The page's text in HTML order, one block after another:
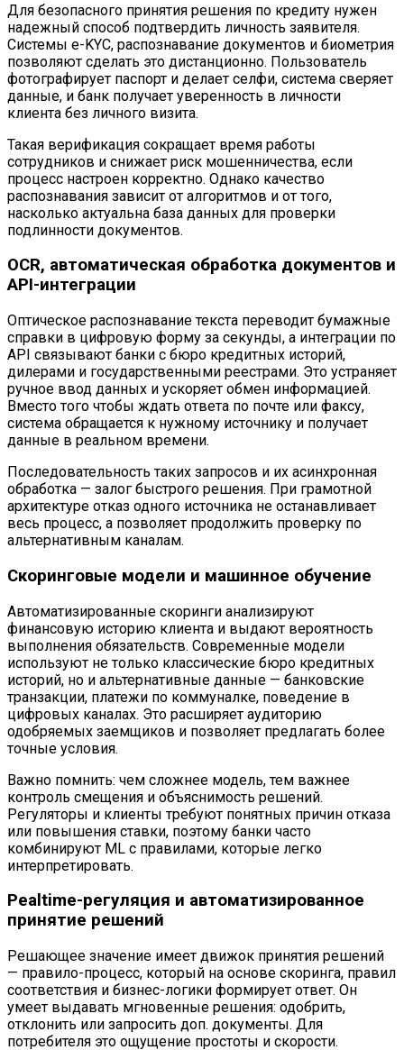
Для безопасного принятия решения по кредиту нужен
надежный способ подтвердить личность заявителя.
Системы e-KYC, распознавание документов и биометрия
позволяют сделать это дистанционно. Пользователь
фотографирует паспорт и делает селфи, система сверяет
данные, и банк получает уверенность в личности
клиента без личного визита.
Такая верификация сокращает время работы
сотрудников и снижает риск мошенничества, если
процесс настроен корректно. Однако качество
распознавания зависит от алгоритмов и от того,
насколько актуальна база данных для проверки
подлинности документов.
OCR, автоматическая обработка документов и
API-интеграции
Оптическое распознавание текста переводит бумажные
справки в цифровую форму за секунды, а интеграции по
API связывают банки с бюро кредитных историй,
дилерами и государственными реестрами. Это устраняет
ручное ввод данных и ускоряет обмен информацией.
Вместо того чтобы ждать ответа по почте или факсу,
система обращается к нужному источнику и получает
данные в реальном времени.
Последовательность таких запросов и их асинхронная
обработка — залог быстрого решения. При грамотной
архитектуре отказ одного источника не останавливает
весь процесс, а позволяет продолжить проверку по
альтернативным каналам.
Скоринговые модели и машинное обучение
Автоматизированные скоринги анализируют
финансовую историю клиента и выдают вероятность
выполнения обязательств. Современные модели
используют не только классические бюро кредитных
историй, но и альтернативные данные — банковские
транзакции, платежи по коммуналке, поведение в
цифровых каналах. Это расширяет аудиторию
одобряемых заемщиков и позволяет предлагать более
точные условия.
Важно помнить: чем сложнее модель, тем важнее
контроль смещения и объяснимость решений.
Регуляторы и клиенты требуют понятных причин отказа
или повышения ставки, поэтому банки часто
комбинируют ML с правилами, которые легко
интерпретировать.
Реaltime-регуляция и автоматизированное
принятие решений
Решающее значение имеет движок принятия решений
— правило-процесс, который на основе скоринга, правил
соответствия и бизнес-логики формирует ответ. Он
умеет выдавать мгновенные решения: одобрить,
отклонить или запросить доп. документы. Для
потребителя это ощущение простоты и скорости.